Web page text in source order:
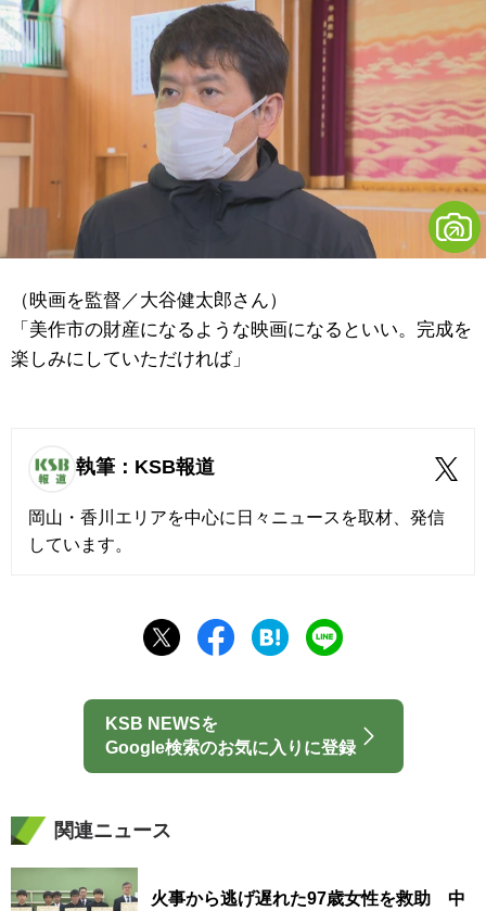
（映画を監督／大谷健太郎さん）
「美作市の財産になるような映画になるといい。完成を
楽しみにしていただければ」
執筆：KSB報道
岡山・香川エリアを中心に日々ニュースを取材、発信
しています。
KSB NEWSを
Google検索のお気に入りに登録
関連ニュース
火事から逃げ遅れた97歳女性を救助 中